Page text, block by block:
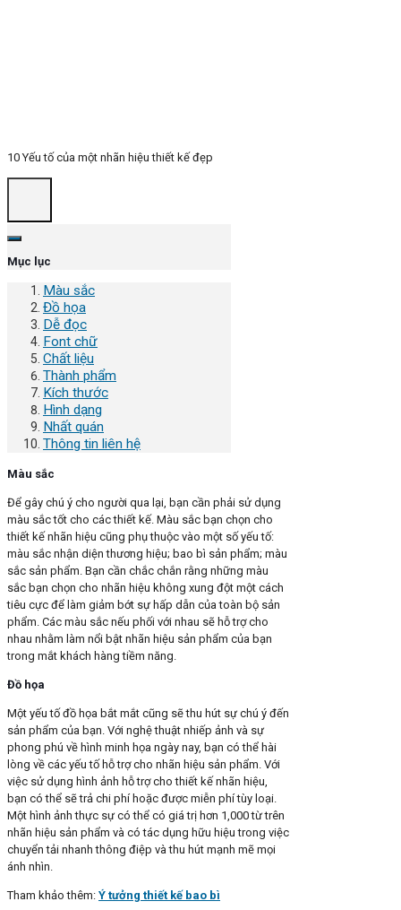
10 Yếu tố của một nhãn hiệu thiết kế đẹp
Mục lục
Màu sắc
Đồ họa
Dễ đọc
Font chữ
Chất liệu
Thành phẩm
Kích thước
Hình dạng
Nhất quán
Thông tin liên hệ
Màu sắc
Để gây chú ý cho người qua lại, bạn cần phải sử dụng
màu sắc tốt cho các thiết kế. Màu sắc bạn chọn cho
thiết kế nhãn hiệu cũng phụ thuộc vào một số yếu tố:
màu sắc nhận diện thương hiệu; bao bì sản phẩm; màu
sắc sản phẩm. Bạn cần chắc chắn rằng những màu
sắc bạn chọn cho nhãn hiệu không xung đột một cách
tiêu cực để làm giảm bớt sự hấp dẫn của toàn bộ sản
phẩm. Các màu sắc nếu phối với nhau sẽ hỗ trợ cho
nhau nhằm làm nổi bật nhãn hiệu sản phẩm của bạn
trong mắt khách hàng tiềm năng.
Đồ họa
Một yếu tố đồ họa bắt mắt cũng sẽ thu hút sự chú ý đến
sản phẩm của bạn. Với nghệ thuật nhiếp ảnh và sự
phong phú về hình minh họa ngày nay, bạn có thể hài
lòng về các yếu tố hỗ trợ cho nhãn hiệu sản phẩm. Với
việc sử dụng hình ảnh hỗ trợ cho thiết kế nhãn hiệu,
bạn có thể sẽ trả chi phí hoặc được miễn phí tùy loại.
Một hình ảnh thực sự có thể có giá trị hơn 1,000 từ trên
nhãn hiệu sản phẩm và có tác dụng hữu hiệu trong việc
chuyển tải nhanh thông điệp và thu hút mạnh mẽ mọi
ánh nhìn.
Tham khảo thêm: Ý tưởng thiết kế bao bì